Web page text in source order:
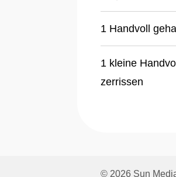
1 Handvoll
1 kleine
zerrissen
© 2026 Sun